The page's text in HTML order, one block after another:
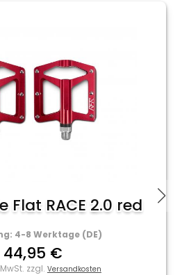
Flat RACE 2.0 red
4-8 Werktage (DE)
44,95 €
zzgl. Versandkosten